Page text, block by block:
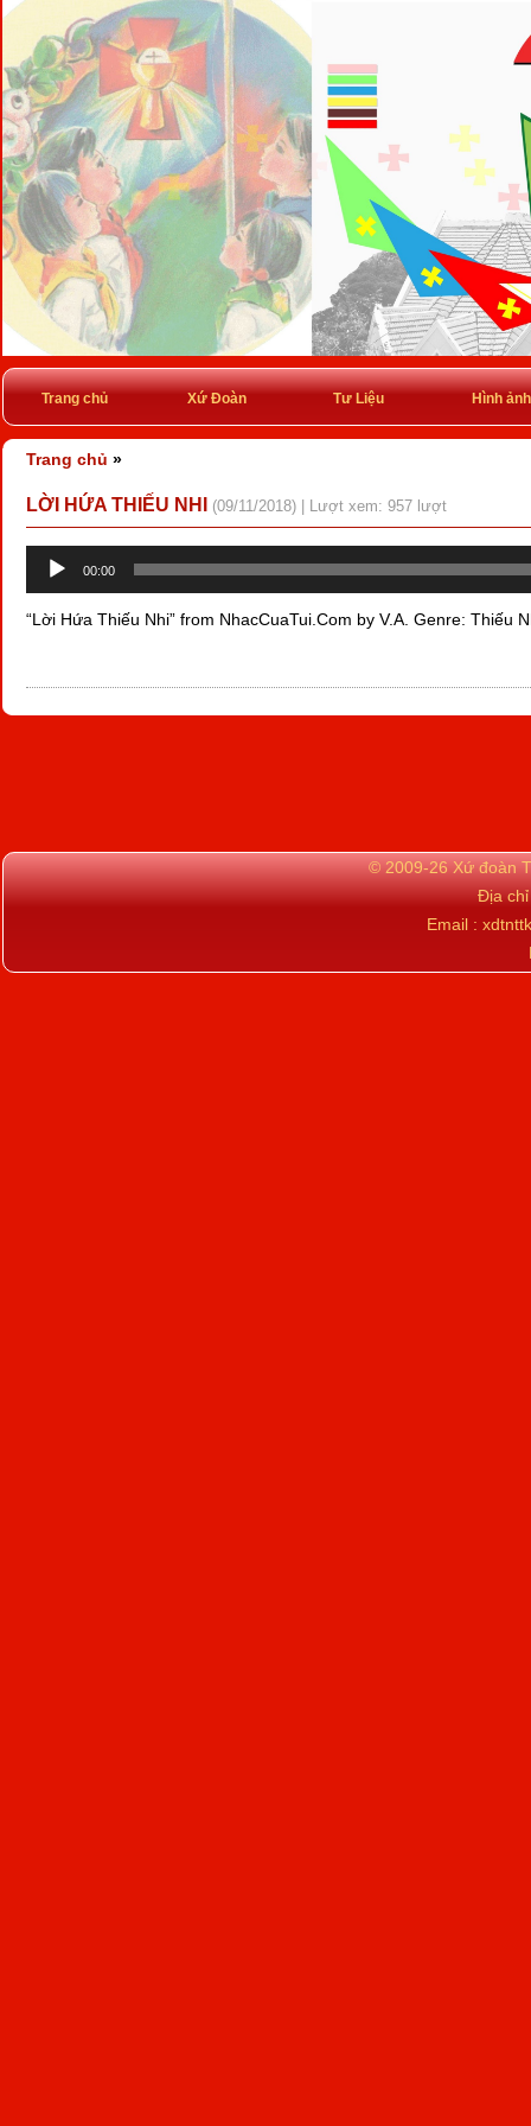
Trang chủ Xứ Đoàn Tư Liệu Hình ảnh
Trang chủ »
LỜI HỨA THIẾU NHI (09/11/2018) | Lượt xem: 957 lượt
Audio
00:00
“Lời Hứa Thiếu Nhi” from NhacCuaTui.Com by V.A. Genre: Thiếu
© 2009-26 Xứ đoàn
Địa
Email :